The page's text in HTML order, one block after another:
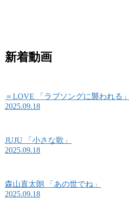
新着動画
＝LOVE 「ラブソングに襲われる」
2025.09.18
JUJU 「小さな歌」
2025.09.18
森山直太朗 「あの世でね」
2025.09.18